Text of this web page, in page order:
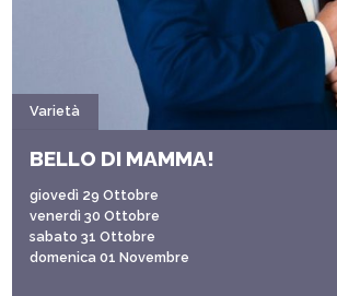
Varietà
BELLO DI MAMMA!
giovedì 29 Ottobre
venerdì 30 Ottobre
sabato 31 Ottobre
domenica 01 Novembre